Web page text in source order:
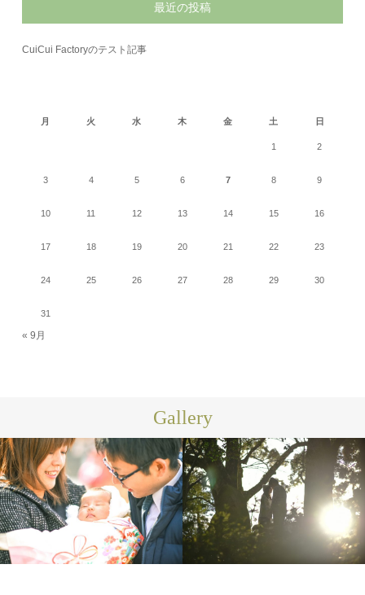
最近の投稿
CuiCui Factoryのテスト記事
月
火 水 木 金 土 日
1 2
3 4 5 6 7 8 9
10 11 12 13 14 15 16
17 18 19 20 21 22 23
24 25 26 27 28 29 30
31
« 9月
Gallery